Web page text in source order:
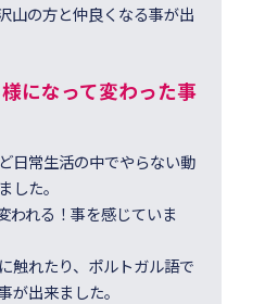
山の方と仲良くなる事が出
になって変わった事
日常生活の中でやらない動
した。
われる！事を感じていま
触れたり、ポルトガル語で
が出来ました。